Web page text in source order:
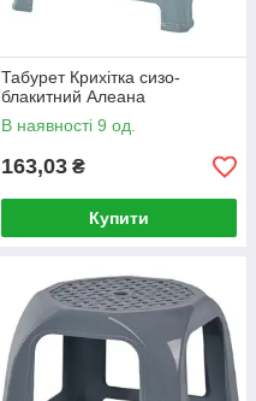
Табурет Крихітка сизо-
блакитний Алеана
В наявності 9 од.
163,03 ₴
Купити